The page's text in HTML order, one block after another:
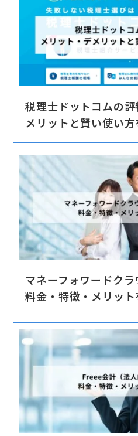
税理士ドットコムの
メリットと賢い使い
マネーフォワードク
料金・特徴・メリッ